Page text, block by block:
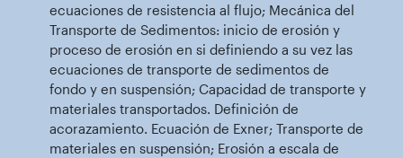
ecuaciones de resistencia al flujo; Mecánica del
Transporte de Sedimentos: inicio de erosión y
proceso de erosión en si definiendo a su vez las
ecuaciones de transporte de sedimentos de
fondo y en suspensión; Capacidad de transporte y
materiales transportados. Definición de
acorazamiento. Ecuación de Exner; Transporte de
materiales en suspensión; Erosión a escala de